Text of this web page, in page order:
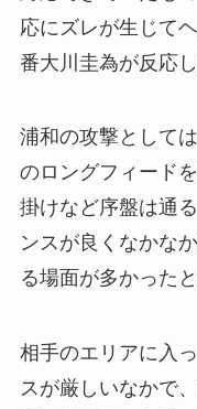
応にズレが生じて
番大川圭為が反応
浦和の攻撃として
のロングフィード
掛けなど序盤は通
ンスが良くなかな
る場面が多かった
相手のエリアに入
スが厳しいなかで